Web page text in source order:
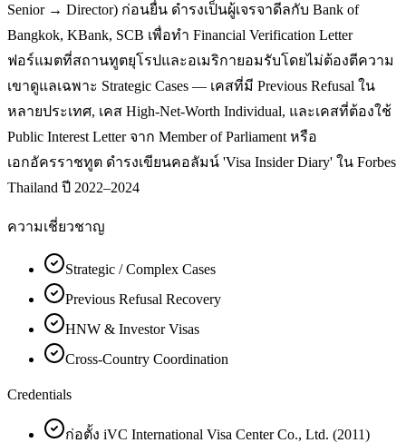
Senior → Director) ก่อนยื่น ดำรงเป็นผู้เจรจาดีลกับ Bank of
Bangkok, KBank, SCB เพื่อทำ Financial Verification Letter
ฟอร์แมตที่สถานทูตยุโรปและอเมริกายอมรับโดยไม่ต้องตีความ
เขาดูแลเฉพาะ Strategic Cases — เคสที่มี Previous Refusal ใน
หลายประเทศ, เคส High-Net-Worth Individual, และเคสที่ต้องใช้
Public Interest Letter จาก Member of Parliament หรือ
เอกอัครราชทูต ดำรงเขียนคอลัมน์ 'Visa Insider Diary' ใน Forbes
Thailand ปี 2022–2024
ความเชี่ยวชาญ
Strategic / Complex Cases
Previous Refusal Recovery
HNW & Investor Visas
Cross-Country Coordination
Credentials
ก่อตั้ง iVC International Visa Center Co., Ltd. (2011)